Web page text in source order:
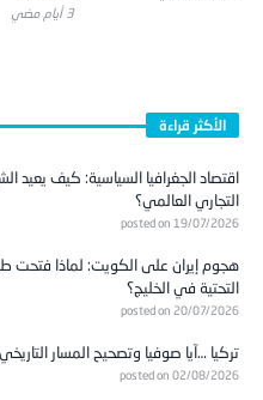
3 أيام ‎مضي
الأكثر قراءة
اقتصاد الجغرافيا السياسية: كيف يعيد
التجاري العالمي؟
posted on 19/07/2026
هجوم إيران على الكويت: لماذا فتحت
التحتية في الخليج؟
posted on 20/07/2026
تركيا …آيا صوفيا وتصحيح المسار التاريخي
posted on 02/08/2026